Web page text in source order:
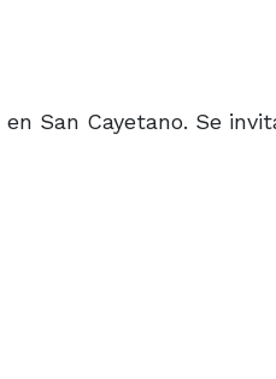
San Cayetano. Se